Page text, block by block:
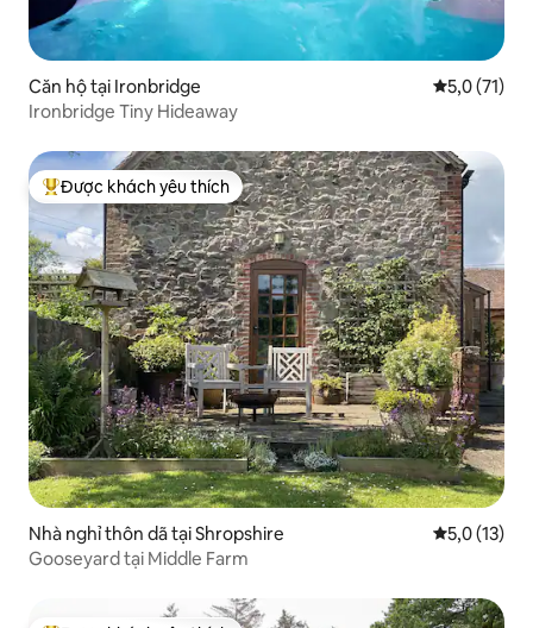
Căn hộ tại Ironbridge Xếp hạng
5,0 (71)
Ironbridge Tiny Hideaway
Được khách yêu thích nhất
Được khách yêu thích
Nhà nghỉ thôn dã tại Shropshire Xếp hạng
5,0 (13)
Gooseyard tại Middle Farm